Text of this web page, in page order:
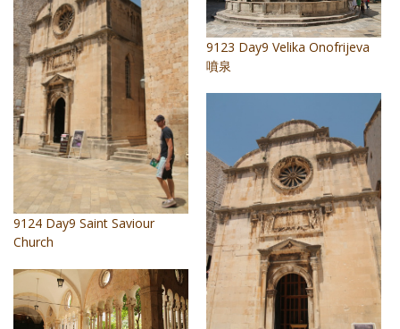
9123 Day9 Velika Onofrijeva
噴泉
9124 Day9 Saint Saviour
Church